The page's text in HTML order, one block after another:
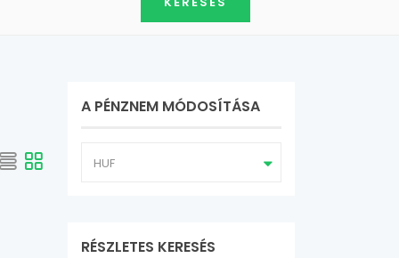
A PÉNZNEM MÓDOSÍTÁSA
HUF
RÉSZLETES KERESÉS